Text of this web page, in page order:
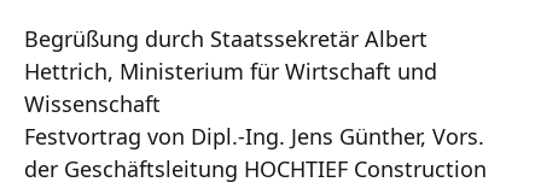
Begrüßung durch Staatssekretär Albert
Hettrich, Ministerium für Wirtschaft und
Wissenschaft
Festvortrag von Dipl.-Ing. Jens Günther, Vors.
der Geschäftsleitung HOCHTIEF Construction